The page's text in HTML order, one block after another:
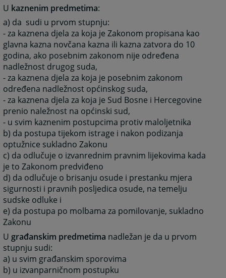
U kaznenim predmetima:
a) da sudi u prvom stupnju:
- za kaznena djela za koja je Zakonom propisana kao
glavna kazna novčana kazna ili kazna zatvora do 10
godina, ako posebnim zakonom nije određena
nadležnost drugog suda,
- za kaznena djela za koja je posebnim zakonom
određena nadležnost općinskog suda,
- za kaznena djela za koja je Sud Bosne i Hercegovine
prenio naležnost na općinski sud,
- u svim kaznenim postupcima protiv maloljetnika
b) da postupa tijekom istrage i nakon podizanja
optužnice sukladno Zakonu
c) da odlučuje o izvanrednim pravnim lijekovima kada
je to Zakonom predviđeno
d) da odlučuje o brisanju osude i prestanku mjera
sigurnosti i pravnih posljedica osude, na temelju
sudske odluke i
e) da postupa po molbama za pomilovanje, sukladno
Zakonu
U građanskim predmetima nadležan je da u prvom
stupnju sudi:
a) u svim građanskim sporovima
b) u izvanparničnom postupku